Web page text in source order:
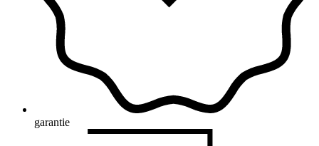
garantie